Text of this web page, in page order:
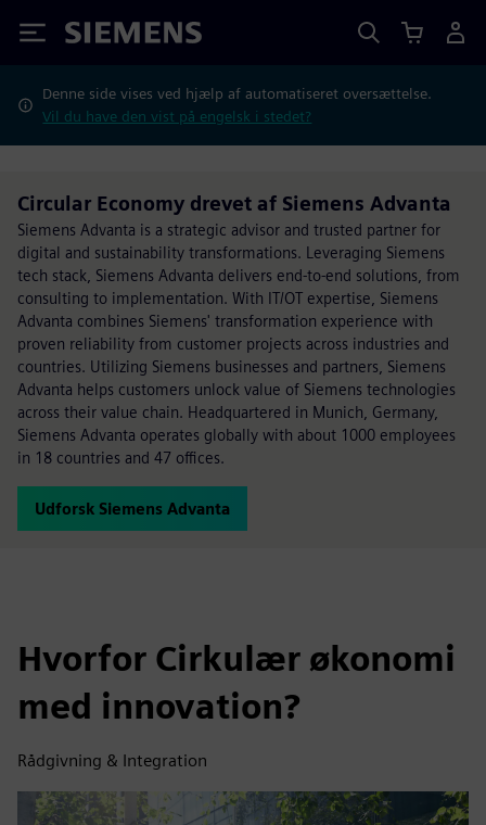
Siemens
Denne side vises ved hjælp af automatiseret oversættelse.
Vil du have den vist på engelsk i stedet?
Circular Economy drevet af Siemens Advanta
Siemens Advanta is a strategic advisor and trusted partner for
digital and sustainability transformations. Leveraging Siemens
tech stack, Siemens Advanta delivers end-to-end solutions, from
consulting to implementation. With IT/OT expertise, Siemens
Advanta combines Siemens' transformation experience with
proven reliability from customer projects across industries and
countries. Utilizing Siemens businesses and partners, Siemens
Advanta helps customers unlock value of Siemens technologies
across their value chain. Headquartered in Munich, Germany,
Siemens Advanta operates globally with about 1000 employees
in 18 countries and 47 offices.
Udforsk Siemens Advanta
Hvorfor Cirkulær økonomi
med innovation?
Rådgivning & Integration